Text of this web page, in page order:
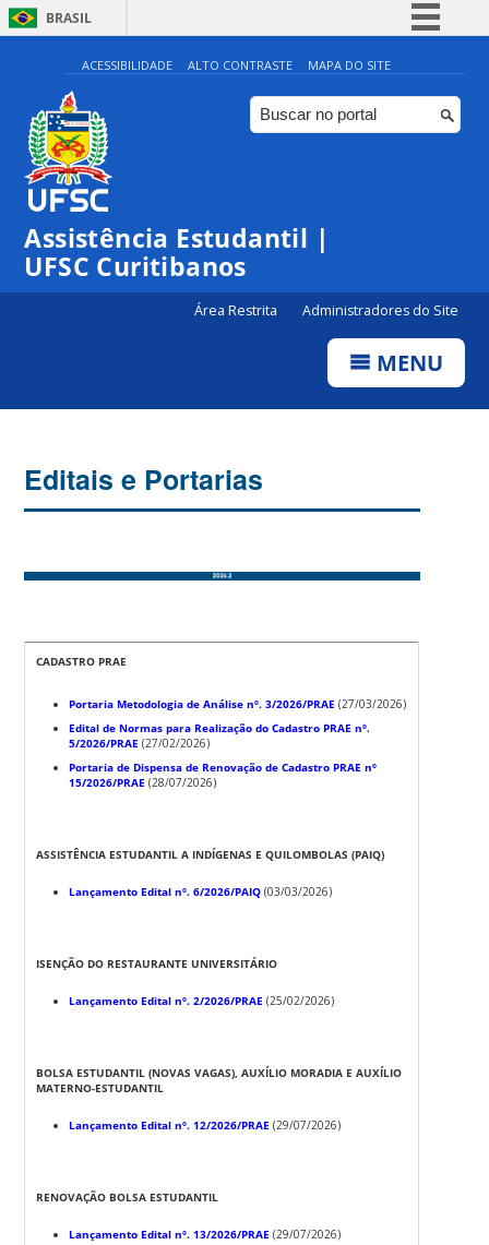
BRASIL
Simplifique!
Comunica BR
Participe
ACESSIBILIDADE ALTO CONTRASTE MAPA DO SITE
Assistência Estudantil |
UFSC Curitibanos
Área Restrita Administradores do Site
MENU
Editais e Portarias
CADASTRO PRAE
Portaria Metodologia de Análise nº. 3/2026/PRAE (27/03/2026)
Edital de Normas para Realização do Cadastro PRAE nº.
5/2026/PRAE (27/02/2026)
Portaria de Dispensa de Renovação de Cadastro PRAE nº
15/2026/PRAE (28/07/2026)
ASSISTÊNCIA ESTUDANTIL A INDÍGENAS E QUILOMBOLAS (PAIQ)
Lançamento Edital nº. 6/2026/PAIQ (03/03/2026)
ISENÇÃO DO RESTAURANTE UNIVERSITÁRIO
Lançamento Edital nº. 2/2026/PRAE (25/02/2026)
BOLSA ESTUDANTIL (NOVAS VAGAS), AUXÍLIO MORADIA E AUXÍLIO
MATERNO-ESTUDANTIL
Lançamento Edital nº. 12/2026/PRAE (29/07/2026)
RENOVAÇÃO BOLSA ESTUDANTIL
Lançamento Edital nº. 13/2026/PRAE (29/07/2026)